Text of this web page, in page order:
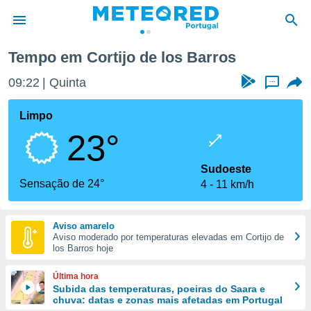
da
foi
fornecidas
a este
das
e
forma
digital
Tempo em Cortijo de los Barros
09:22 Quinta ...
Limpo
23°
Sensação de 24°
Sudoeste
4
11 km/h
Aviso amarelo
Aviso moderado por temperaturas elevadas em Cortijo de
los Barros hoje
Última hora
Subida das temperaturas, poeiras do Saara e
chuva: datas e zonas mais afetadas em Portugal